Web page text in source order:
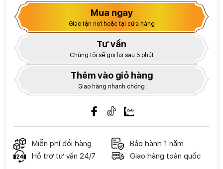
Mua ngay
Giao tận nơi hoặc tại cửa hàng
Tư vấn
Chúng tôi sẽ gọi lại sau 5 phút
Thêm vào giỏ hàng
Giao hàng nhanh chóng
Miễn phí đổi hàng
Bảo hành 1 năm
Hỗ trợ tư vấn 24/7
Giao hàng toàn quốc